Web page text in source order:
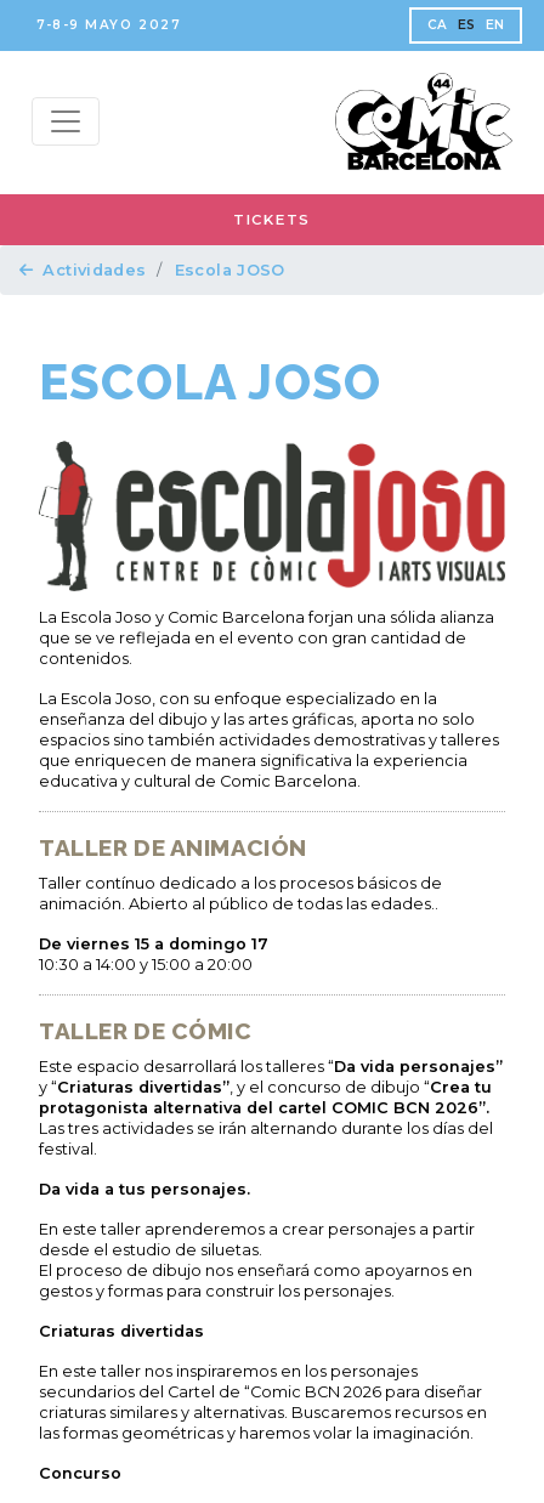
7-8-9 MAYO 2027 CA ES EN
TICKETS
Actividades Escola JOSO
ESCOLA JOSO
La Escola Joso y Comic Barcelona forjan una sólida alianza
que se ve reflejada en el evento con gran cantidad de
contenidos.
La Escola Joso, con su enfoque especializado en la
enseñanza del dibujo y las artes gráficas, aporta no solo
espacios sino también actividades demostrativas y talleres
que enriquecen de manera significativa la experiencia
educativa y cultural de Comic Barcelona.
TALLER DE ANIMACIÓN
Taller contínuo dedicado a los procesos básicos de
animación. Abierto al público de todas las edades..
De viernes 15 a domingo 17
10:30 a 14:00 y 15:00 a 20:00
TALLER DE CÓMIC
Este espacio desarrollará los talleres “Da vida personajes”
y “Criaturas divertidas”, y el concurso de dibujo “Crea tu
protagonista alternativa del cartel COMIC BCN 2026”.
Las tres actividades se irán alternando durante los días del
festival.
Da vida a tus personajes.
En este taller aprenderemos a crear personajes a partir
desde el estudio de siluetas.
El proceso de dibujo nos enseñará como apoyarnos en
gestos y formas para construir los personajes.
Criaturas divertidas
En este taller nos inspiraremos en los personajes
secundarios del Cartel de “Comic BCN 2026 para diseñar
criaturas similares y alternativas. Buscaremos recursos en
las formas geométricas y haremos volar la imaginación.
Concurso